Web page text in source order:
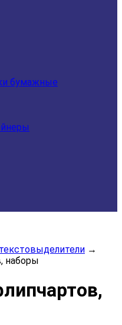
бумажные
→
наборы